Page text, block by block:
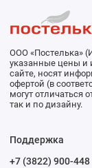
ООО «Постелька»
указанные цены и
сайте, носят
офертой (в
могут отличаться
так и по дизайну.
Поддержка
+7 (3822) 900-448